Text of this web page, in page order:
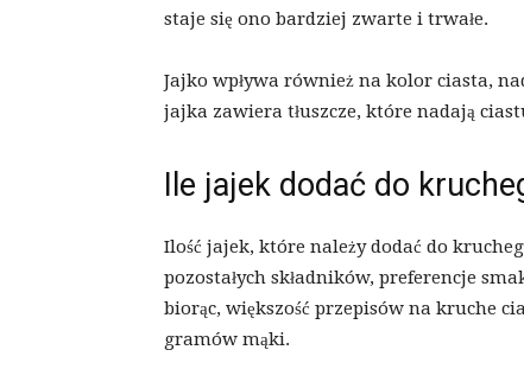
staje się ono bardziej zwarte i trwałe.
Jajko wpływa również na kolor ciasta,
jajka zawiera tłuszcze, które nadają
Ile jajek dodać do
Ilość jajek, które należy dodać do
pozostałych składników, preferencje
biorąc, większość przepisów na kruche
gramów mąki.